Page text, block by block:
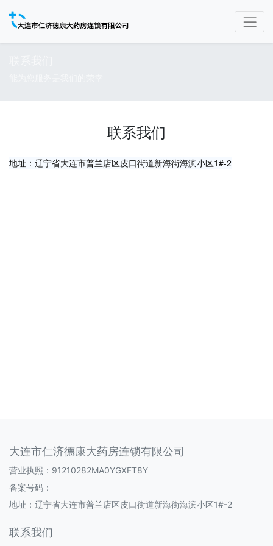
联系我们
地址：辽宁省大连市普兰店区皮口街道新海街海滨小区1#-2
大连市仁济德康大药房连锁有限公司
营业执照：91210282MA0YGXFT8Y
备案号码：
地址：辽宁省大连市普兰店区皮口街道新海街海滨小区1#-2
联系我们